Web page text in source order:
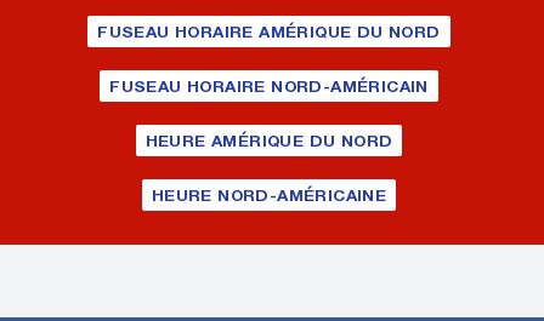
FUSEAU HORAIRE AMÉRIQUE DU NORD
FUSEAU HORAIRE NORD-AMÉRICAIN
HEURE AMÉRIQUE DU NORD
HEURE NORD-AMÉRICAINE